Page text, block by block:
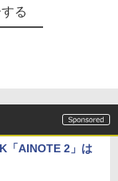
る
「AINOTE 2」は